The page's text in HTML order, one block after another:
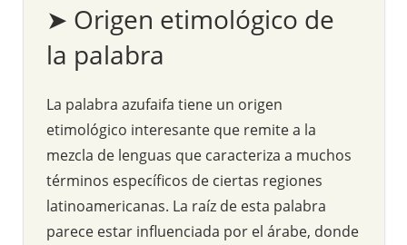
➤ Origen etimológico de
la palabra
La palabra azufaifa tiene un origen
etimológico interesante que remite a la
mezcla de lenguas que caracteriza a muchos
términos específicos de ciertas regiones
latinoamericanas. La raíz de esta palabra
parece estar influenciada por el árabe, donde